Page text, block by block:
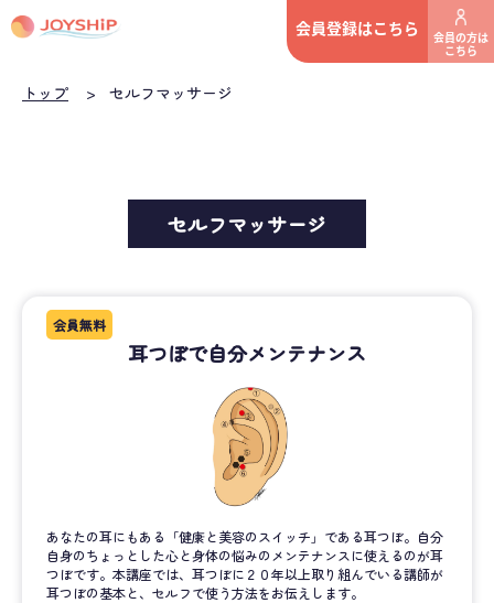
会員登録はこちら
会員の方は
こちら
トップ > セルフマッサージ
セルフマッサージ
会員無料
耳つぼで自分メンテナンス
あなたの耳にもある「健康と美容のスイッチ」である耳つぼ。自分
自身のちょっとした心と身体の悩みのメンテナンスに使えるのが耳
つぼです。本講座では、耳つぼに２０年以上取り組んでいる講師が
耳つぼの基本と、セルフで使う方法をお伝えします。